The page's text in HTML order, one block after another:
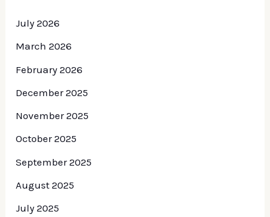
July 2026
March 2026
February 2026
December 2025
November 2025
October 2025
September 2025
August 2025
July 2025